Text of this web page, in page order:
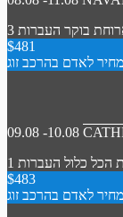
בוקר העברות
$481
מחיר לאדם בהרכב זוג
09.08 -10.08
הכל כלול העברות
$483
מחיר לאדם בהרכב זוג